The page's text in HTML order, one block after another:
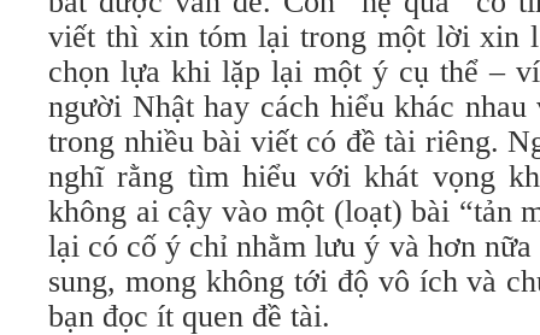
viết thì xin tóm lại trong một lời xin
chọn lựa khi lặp lại một ý cụ thể –
người Nhật hay cách hiểu khác
trong nhiều bài viết có đề tài riêng.
nghĩ rằng tìm hiểu với khát vọng
không ai cậy vào một (loạt) bài “tản
lại có cố ý chỉ nhằm lưu ý và hơn
sung, mong không tới độ vô ích và
bạn đọc ít quen đề tài.